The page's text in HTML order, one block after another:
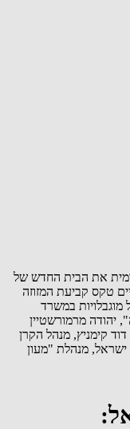
את הבית החדש של
טקס קביעת המזוזה
במשרד
יהודה מרמורשטיין
קימניץ, מנהל הקרן
ישראל, מנהלת "מעון